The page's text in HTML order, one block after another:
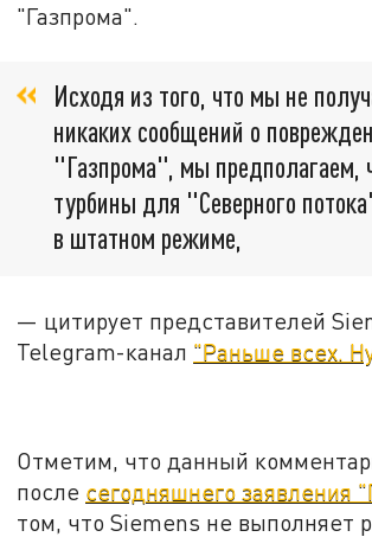
"Газпрома".
Исходя из того, что мы не
никаких сообщений о
"Газпрома", мы предполагаем,
турбины для "Северного
в штатном режиме,
— цитирует представителейS
Telegram-канал "Раньше всех.
Отметим, что данный
после сегодняшнего заявления
том, что Siemens не выполняет